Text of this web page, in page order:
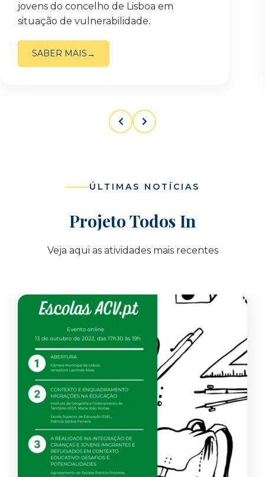
jovens do concelho de Lisboa em
situação de vulnerabilidade.
SABER MAIS
ÚLTIMAS NOTÍCIAS
Projeto Todos In
Veja aqui as atividades mais recentes